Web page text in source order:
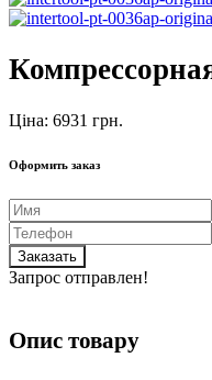
Ціна: 6931 грн.
Оформить заказ
Заказать
Запрос отправлен!
Опис товару